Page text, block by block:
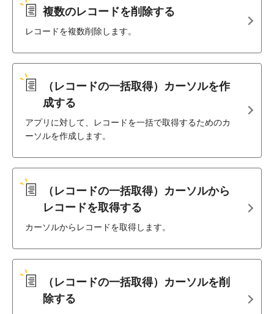
複数のレコードを削除する
レコードを複数削除します。
（レコードの一括取得）カーソルを作
成する
アプリに対して、レコードを一括で取得するためのカ
ーソルを作成します。
（レコードの一括取得）カーソルから
レコードを取得する
カーソルからレコードを取得します。
（レコードの一括取得）カーソルを削
除する